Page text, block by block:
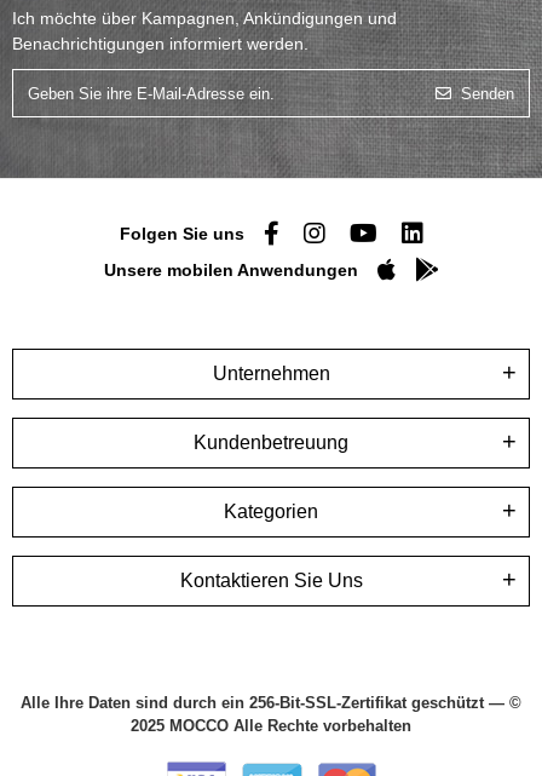
Ich möchte über Kampagnen, Ankündigungen und
Benachrichtigungen informiert werden.
Senden
Folgen Sie uns
Unsere mobilen Anwendungen
Unternehmen
Kundenbetreuung
Kategorien
Kontaktieren Sie Uns
Alle Ihre Daten sind durch ein 256-Bit-SSL-Zertifikat geschützt — ©
2025 MOCCO Alle Rechte vorbehalten